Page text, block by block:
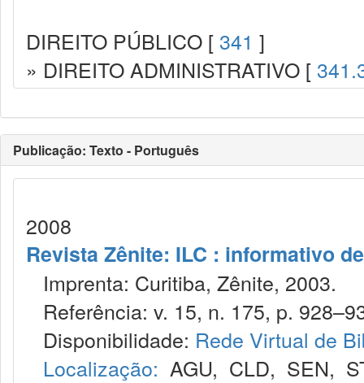
DIREITO PÚBLICO [ 341 ]
» DIREITO ADMINISTRATIVO [
Publicação: Texto - Português
2008
Revista Zênite: ILC : informativo
Imprenta: Curitiba, Zênite, 2003.
Referência: v. 15, n. 175, p.
Disponibilidade: Rede Virtual de
Localização: AGU, CLD, SEN,